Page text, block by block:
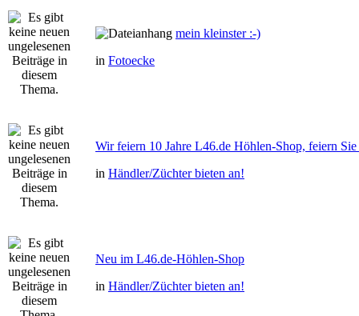
mein kleinster :-)
in Fotoecke
Wir feiern 10 Jahre L46.de Höhlen-Shop, feiern
in Händler/Züchter bieten an!
Neu im L46.de-Höhlen-Shop
in Händler/Züchter bieten an!